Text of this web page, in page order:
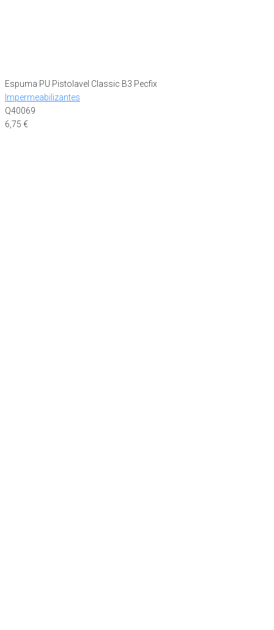
Espuma PU Pistolavel Classic B3 Pecfix
Impermeabilizantes
Q40069
6,75 €